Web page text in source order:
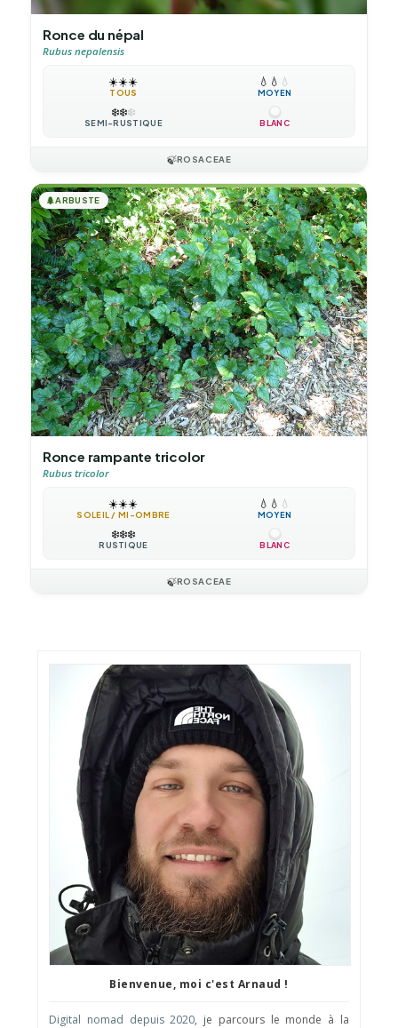
Ronce du népal
Rubus nepalensis
☀️☀️☀️
TOUS
💧 💧 💧
MOYEN
❄️❄️❄️
SEMI-RUSTIQUE BLANC
🍃ROSACEAE
🌲ARBUSTE
Ronce rampante tricolor
Rubus tricolor
☀️☀️☀️
SOLEIL / MI-OMBRE
💧 💧 💧
MOYEN
❄️❄️❄️
RUSTIQUE BLANC
🍃ROSACEAE
Bienvenue, moi c'est Arnaud !
Digital nomad depuis 2020, je parcours le monde à la